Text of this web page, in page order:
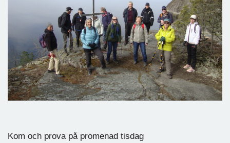
Kom och prova på promenad tisdag